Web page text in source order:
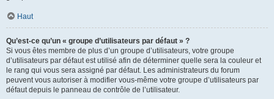
Haut
Qu’est-ce qu’un « groupe d’utilisateurs par défaut » ?
Si vous êtes membre de plus d’un groupe d’utilisateurs, votre groupe
d’utilisateurs par défaut est utilisé afin de déterminer quelle sera la couleur et
le rang qui vous sera assigné par défaut. Les administrateurs du forum
peuvent vous autoriser à modifier vous-même votre groupe d’utilisateurs par
défaut depuis le panneau de contrôle de l’utilisateur.